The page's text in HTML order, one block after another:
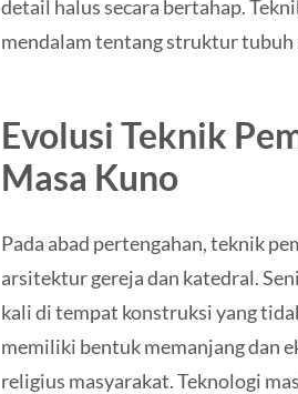
detail halus secara bertahap.
mendalam tentang struktur tubuh
Evolusi Teknik
Masa Kuno
Pada abad pertengahan, teknik
arsitektur gereja dan katedral.
kali di tempat konstruksi yang
memiliki bentuk memanjang dan
religius masyarakat. Teknologi